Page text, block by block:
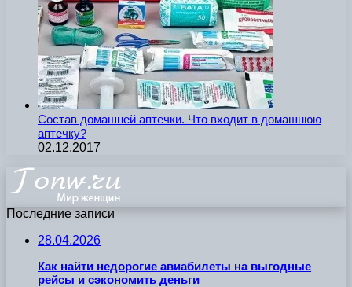
Состав домашней аптечки. Что входит в домашнюю
аптечку?
02.12.2017
Последние записи
28.04.2026
Как найти недорогие авиабилеты на выгодные
рейсы и сэкономить деньги